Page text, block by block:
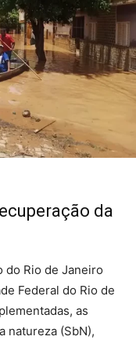
da
do Rio de Janeiro
Federal do Rio de
as
natureza (SbN),